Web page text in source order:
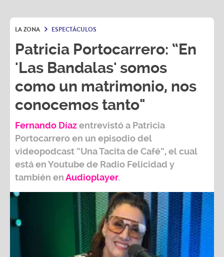
LA ZONA ESPECTÁCULOS
Patricia Portocarrero: “En
'Las Bandalas' somos
como un matrimonio, nos
conocemos tanto"
Fernando Díazentrevistó a Patricia
Portocarreroen un episodio del
videopodcast “Una Tacita de Café”, el cual
está en Youtube de Radio Felicidad y
también enAudioplayer.